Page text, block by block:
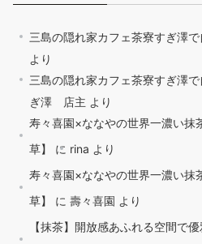
三島の隠れ家カフェ茶寮すぎ澤で
より
三島の隠れ家カフェ茶寮すぎ澤で
ぎ澤 店主 より
寿々喜園×ななやの世界一濃い抹
草】
に rina より
寿々喜園×ななやの世界一濃い抹
草】
に 壽々喜園 より
【抹茶】開放感あふれる空間で